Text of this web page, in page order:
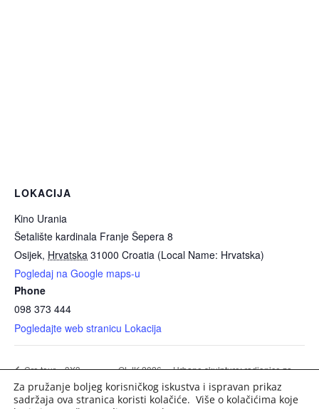
LOKACIJA
Kino Urania
Šetalište kardinala Franje Šepera 8
Osijek, Hrvatska 31000 Croatia (Local Name: Hrvatska)
Pogledaj na Google maps-u
Phone
098 373 444
Pogledajte web stranicu Lokacija
Cro tour – 3X3
Hrvatska
OLJK 2026. – Urbane skulpture: radionice za
odrasle
Za pružanje boljeg korisničkog iskustva i ispravan prikaz
sadržaja ova stranica koristi kolačiće. Više o kolačićima koje